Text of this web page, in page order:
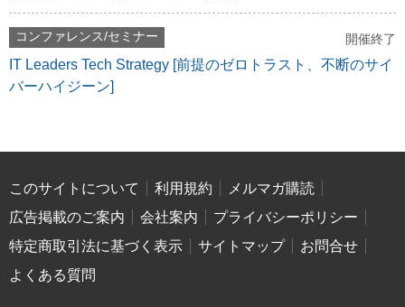
コンファレンス/セミナー 開催終了
IT Leaders Tech Strategy [前提のゼロトラスト、不断のサイ
バーハイジーン]
このサイトについて 利用規約
メルマガ購読
広告掲載のご案内
会社案内
プライバシーポリシー
特定商取引法に基づく表示
サイトマップ
お問合せ
よくある質問